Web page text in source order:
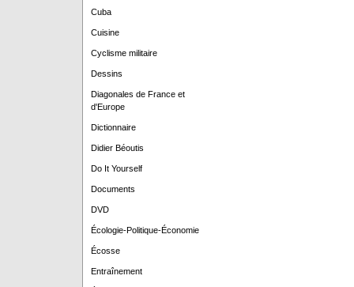
Cuba
Cuisine
Cyclisme militaire
Dessins
Diagonales de France et
d'Europe
Dictionnaire
Didier Béoutis
Do It Yourself
Documents
DVD
Écologie-Politique-Économie
Écosse
Entraînement